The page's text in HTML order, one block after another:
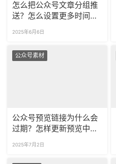
怎么把公众号文章分组推
送？怎么设置更多时间的
2025年6月6日
公众号素材
公众号预览链接为什么会
过期？怎样更新预览中的
2025年7月2日